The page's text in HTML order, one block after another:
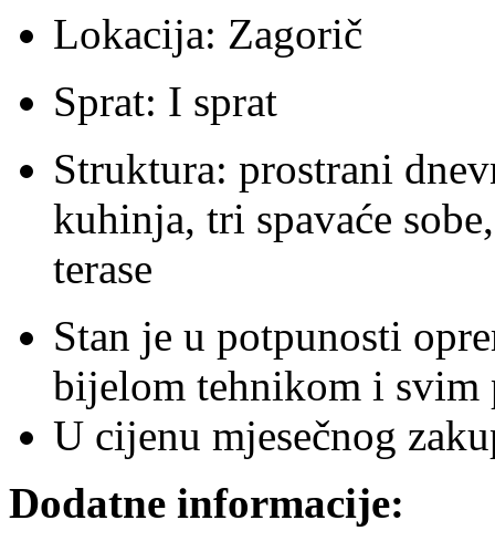
Lokacija: Zagorič
Sprat: I sprat
Struktura: prostrani
kuhinja, tri spavaće
terase
Stan je u potpunosti
bijelom tehnikom i svim
U cijenu mjesečnog
Dodatne informacije: